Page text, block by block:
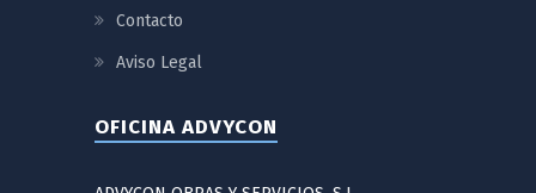
Contacto
Aviso Legal
OFICINA ADVYCON